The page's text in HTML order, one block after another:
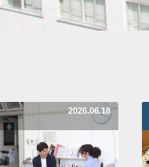
2026.06.18